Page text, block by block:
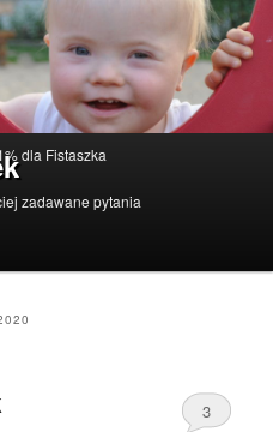
dla Fistaszka
zadawane pytania
3